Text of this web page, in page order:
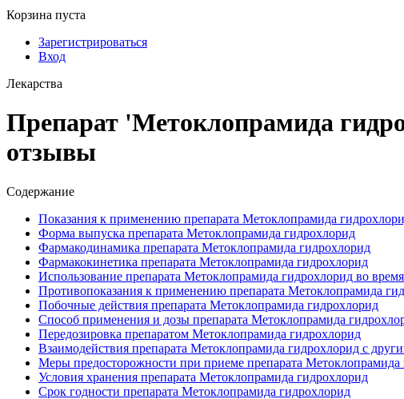
Корзина пуста
Зарегистрироваться
Вход
Лекарства
Препарат 'Метоклопрамида
отзывы
Содержание
Показания к применению препарата Метоклопрамида
Форма выпуска препарата Метоклопрамида гидрохлорид
Фармакодинамика препарата Метоклопрамида гидрохлорид
Фармакокинетика препарата Метоклопрамида гидрохлорид
Использование препарата Метоклопрамида гидрохлорид во
Противопоказания к применению препарата Метоклопрамида
Побочные действия препарата Метоклопрамида гидрохлорид
Способ применения и дозы препарата Метоклопрамида
Передозировка препаратом Метоклопрамида гидрохлорид
Взаимодействия препарата Метоклопрамида гидрохлорид с
Меры предосторожности при приеме препарата Метоклопрамида
Условия хранения препарата Метоклопрамида гидрохлорид
Срок годности препарата Метоклопрамида гидрохлорид